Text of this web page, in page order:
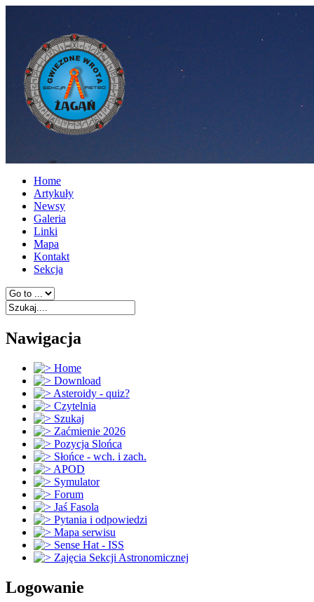
Home
Artykuły
Newsy
Galeria
Linki
Mapa
Kontakt
Sekcja
Nawigacja
Home
Download
Asteroidy - quiz?
Czytelnia
Szukaj
Zaćmienie 2026
Pozycja Slońca
Słońce - wch. i zach.
APOD
Symulator
Forum
Jaś Fasola
Pytania i odpowiedzi
Mapa serwisu
Sense Hat - ISS
Zajęcia Sekcji Astronomicznej
Logowanie